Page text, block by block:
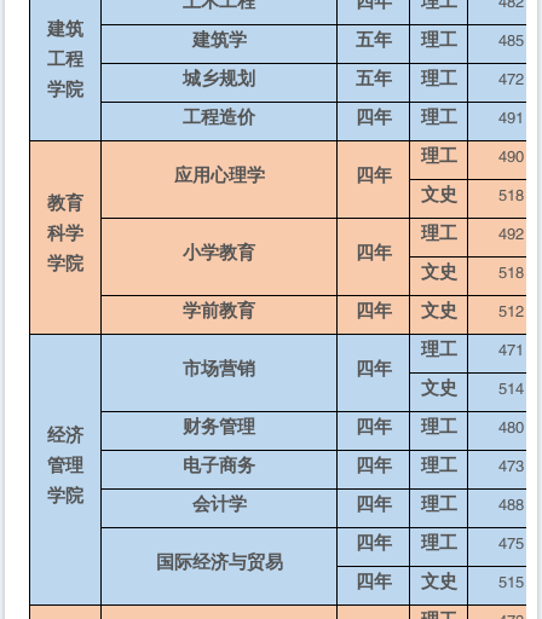
建筑
工程
学院
建筑学 五年 理工 485
城乡规划 五年 理工 472
工程造价 四年 理工 491
教育
科学
学院
应用心理学 四年
理工 490
文史 518
小学教育 四年
理工 492
文史 518
学前教育 四年 文史 512
经济
管理
学院
市场营销 四年
理工 471
文史 514
财务管理 四年 理工 480
电子商务 四年 理工 473
会计学 四年 理工 488
国际经济与贸易
四年 理工 475
四年 文史 515